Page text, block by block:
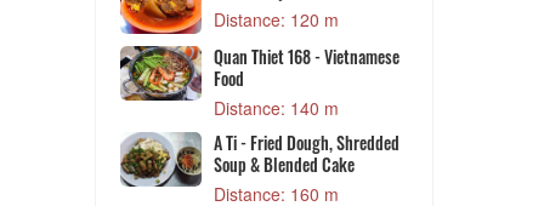
Distance: 120 m
Quan Thiet 168 - Vietnamese
Food
Distance: 140 m
A Ti - Fried Dough, Shredded
Soup & Blended Cake
Distance: 160 m